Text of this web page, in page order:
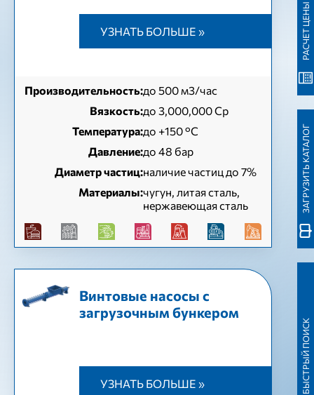
УЗНАТЬ БОЛЬШЕ »
Производительность:до 500 м3/час
Вязкость:до 3,000,000 Cp
Температура:до +150 °C
Давление:до 48 бар
Диаметр частиц:наличие частиц до 7%
Материалы:чугун, литая сталь,
нержавеющая сталь
Винтовые насосы с
загрузочным бункером
УЗНАТЬ БОЛЬШЕ » БЫСТРЫЙ ПОИСК
ЗАГРУЗИТЬ КАТАЛОГ
РАСЧЕТ ЦЕНЫ